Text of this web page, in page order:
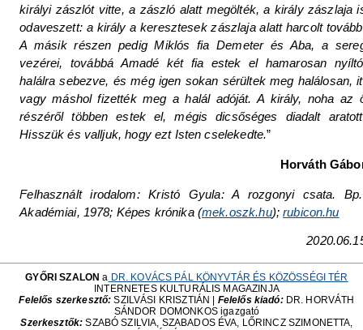
királyi zászlót vitte, a zászló alatt megölték, a király zászlaja
odaveszett: a király a keresztesek zászlaja alatt harcolt
A másik részen pedig Miklós fia Demeter és Aba, a
vezérei, továbbá Amadé két fia estek el hamarosan
halálra sebezve, és még igen sokan sérültek meg halálosan,
vagy máshol fizették meg a halál adóját. A király, noha az
részéről többen estek el, mégis dicsőséges diadalt
Hisszük és valljuk, hogy ezt Isten cselekedte.”
Horváth
Felhasznált irodalom: Kristó Gyula: A rozgonyi csata.
Akadémiai, 1978; Képes krónika (mek.oszk.hu);rubicon.hu
GYŐRI SZALON a DR. KOVÁCS PÁL KÖNYVTÁR ÉS KÖZÖSSÉGI TÉR
INTERNETES KULTURÁLIS MAGAZINJA
Felelős szerkesztő: SZILVÁSI KRISZTIÁN | Felelős kiadó:DR. HORVÁTH
SÁNDOR DOMONKOS igazgató
Szerkesztők:SZABÓ SZILVIA, SZABADOS ÉVA, LŐRINCZ SZIMONETTA,